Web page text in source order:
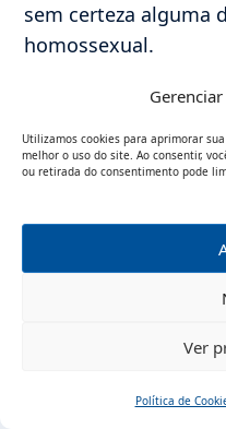
Utilizamos cookies para aprimorar
melhor o uso do site. Ao consentir,
ou retirada do consentimento pode
Ver
Política de
sem certeza alguma
homossexual.
vídeo da postagem,
orgulho, de fato,
que nunca tropeçou
toma atitudes
generaliza é um
isto NÃO prova que
não posso tomar
sobre os mesmos.